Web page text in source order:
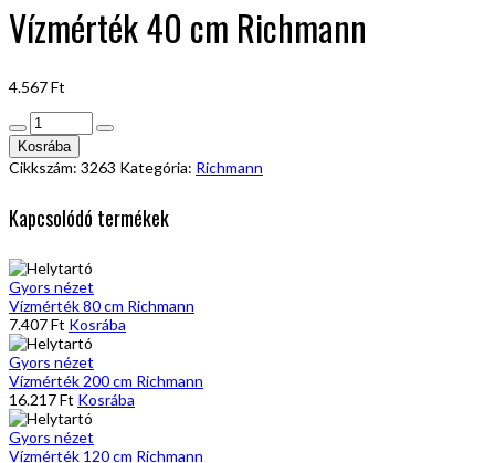
Vízmérték 40 cm Richmann
4.567Ft
Vízmérték
40
cm
Richmann
Kosrába
Cikkszám: 3263 Kategória: Richmann
Kapcsolódó termékek
Gyors nézet
Vízmérték 80 cm Richmann
7.407Ft Kosrába
Gyors nézet
Vízmérték 200 cm Richmann
16.217Ft Kosrába
Gyors nézet
Vízmérték 120 cm Richmann